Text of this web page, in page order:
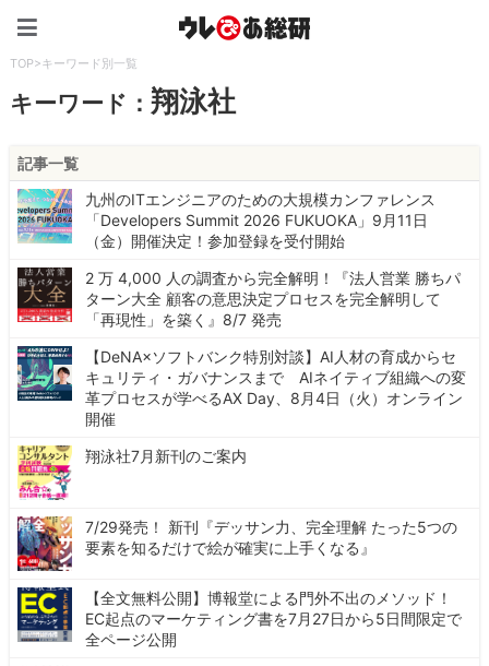
TOP>キーワード別一覧
キーワード：翔泳社
記事一覧
九州のITエンジニアのための大規模カンファレンス
「Developers Summit 2026 FUKUOKA」9月11日
（金）開催決定！参加登録を受付開始
2 万 4,000 人の調査から完全解明！『法人営業 勝ちパ
ターン大全 顧客の意思決定プロセスを完全解明して
「再現性」を築く』8/7 発売
【DeNA×ソフトバンク特別対談】AI人材の育成からセ
キュリティ・ガバナンスまで AIネイティブ組織への変
革プロセスが学べるAX Day、8月4日（火）オンライン
開催
翔泳社7月新刊のご案内
7/29発売！ 新刊『デッサン力、完全理解 たった5つの
要素を知るだけで絵が確実に上手くなる』
【全文無料公開】博報堂による門外不出のメソッド！
EC起点のマーケティング書を7月27日から5日間限定で
全ページ公開